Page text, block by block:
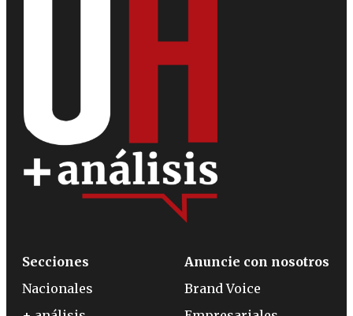
Secciones
Nacionales
Anuncie con nosotros
Brand Voice